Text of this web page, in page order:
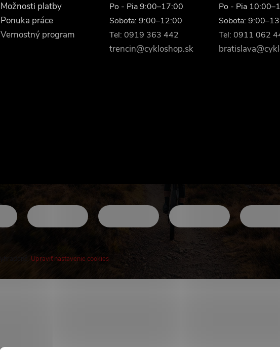
Možnosti platby
Ponuka práce
Vernostný program
Po - Pia 9:00–17:00
Sobota: 9:00–12:00
Tel: 0919 363 442
trencin@cykloshop.sk
Po - Pia
Sobota:
Tel: 0911 062
Upraviť nastavenie cookies